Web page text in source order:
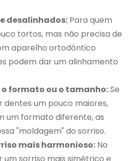
desalinhados: Para quem
tortos, mas não precisa de
aparelho ortodôntico
podem dar um alinhamento
o formato ou o tamanho:Se
dentes um pouco maiores,
um formato diferente, as
"moldagem" do sorriso.
mais harmonioso: No